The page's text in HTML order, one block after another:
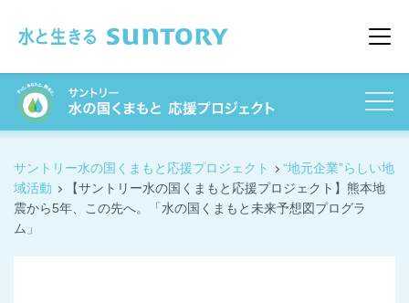
メ
サントリー水の国くまもと応援プロジェクト
“地元企業”らしい地
域活動
【サントリー水の国くまもと応援プロジェクト】熊本地
震から5年、この先へ。「水の国くまもと未来予想図プログラ
ム」